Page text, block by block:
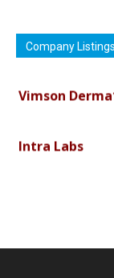
Company Listings
Vimson
Intra Labs